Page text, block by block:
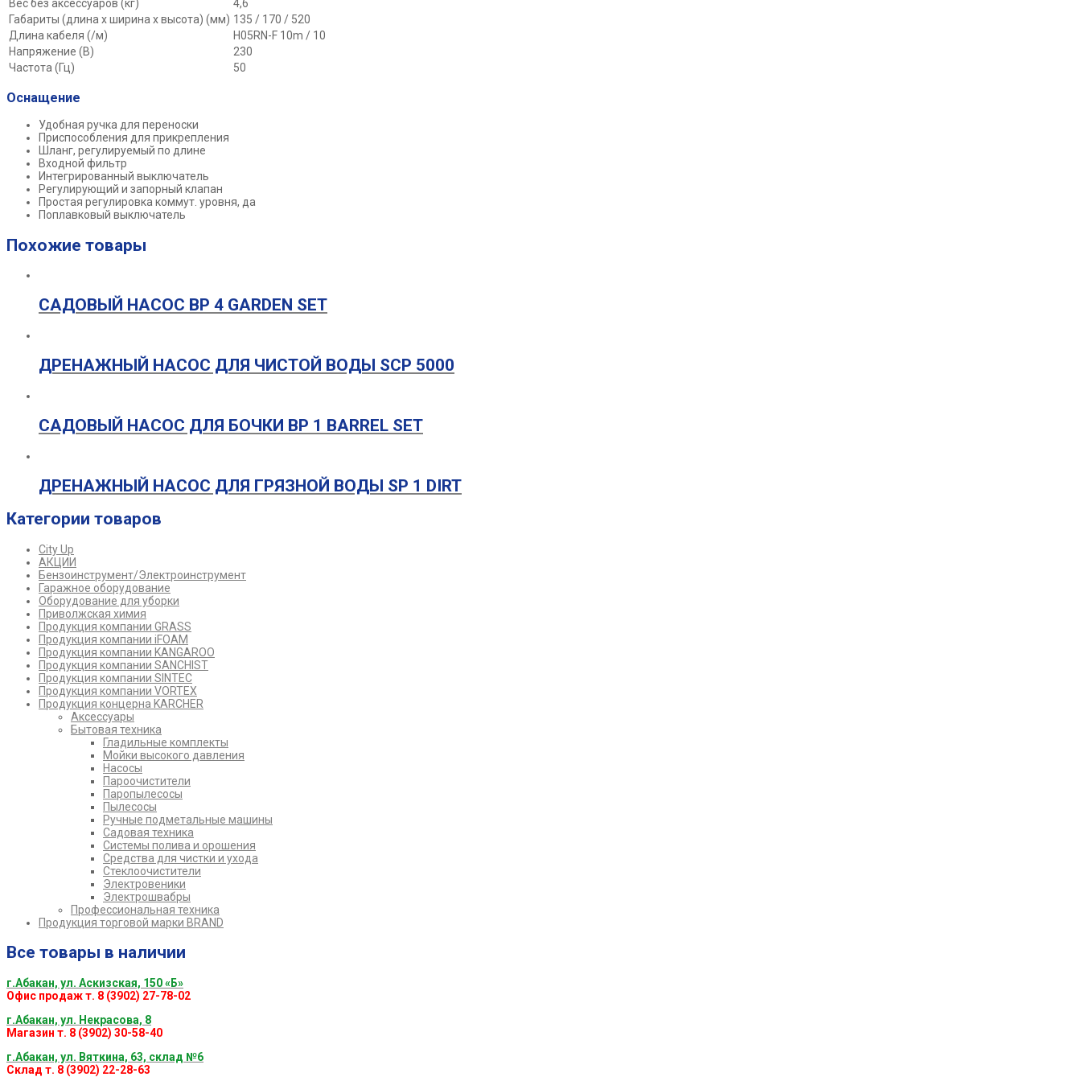
Вес без аксессуаров (кг)
4,6
Габариты (длина х ширина х высота) (мм) 135 / 170 / 520
Длина кабеля (/м)
H05RN-F 10m / 10
Напряжение (В)
230
Частота (Гц)
50
Оснащение
Удобная ручка для переноски
Приспособления для прикрепления
Шланг, регулируемый по длине
Входной фильтр
Интегрированный выключатель
Регулирующий и запорный клапан
Простая регулировка коммут. уровня, да
Поплавковый выключатель
Похожие товары
САДОВЫЙ НАСОС BP 4 GARDEN SET
ДРЕНАЖНЫЙ НАСОС ДЛЯ ЧИСТОЙ ВОДЫ SCP 5000
САДОВЫЙ НАСОС ДЛЯ БОЧКИ BP 1 BARREL SET
ДРЕНАЖНЫЙ НАСОС ДЛЯ ГРЯЗНОЙ ВОДЫ SP 1 DIRT
Категории товаров
City Up
АКЦИИ
Бензоинструмент/Электроинструмент
Гаражное оборудование
Оборудование для уборки
Приволжская химия
Продукция компании GRASS
Продукция компании iFOAM
Продукция компании KANGAROO
Продукция компании SANCHIST
Продукция компании SINTEC
Продукция компании VORTEX
Продукция концерна KARCHER
Аксессуары
Бытовая техника
Гладильные комплекты
Мойки высокого давления
Насосы
Пароочистители
Паропылесосы
Пылесосы
Ручные подметальные машины
Садовая техника
Системы полива и орошения
Средства для чистки и ухода
Стеклоочистители
Электровеники
Электрошвабры
Профессиональная техника
Продукция торговой марки BRAND
Все товары в наличии
г.Абакан, ул. Аскизская, 150 «Б»
Офис продаж т. 8 (3902) 27-78-02
г.Абакан, ул. Некрасова, 8
Магазин т. 8 (3902) 30-58-40
г.Абакан, ул. Вяткина, 63, склад №6
Склад т. 8 (3902) 22-28-63